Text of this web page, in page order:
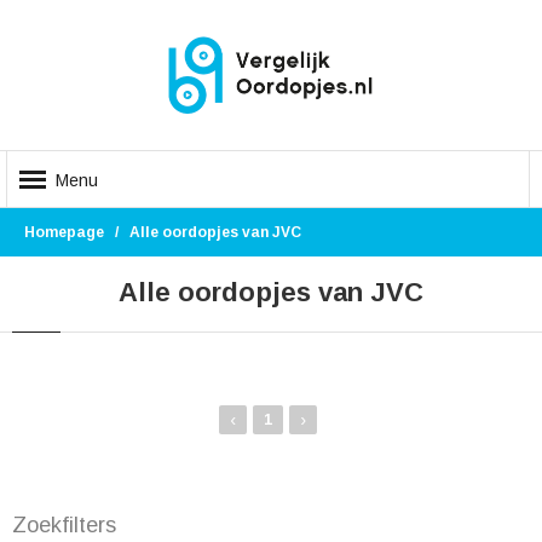
Menu
Homepage Alle oordopjes van JVC
Alle oordopjes van JVC
‹ 1 ›
Zoekfilters